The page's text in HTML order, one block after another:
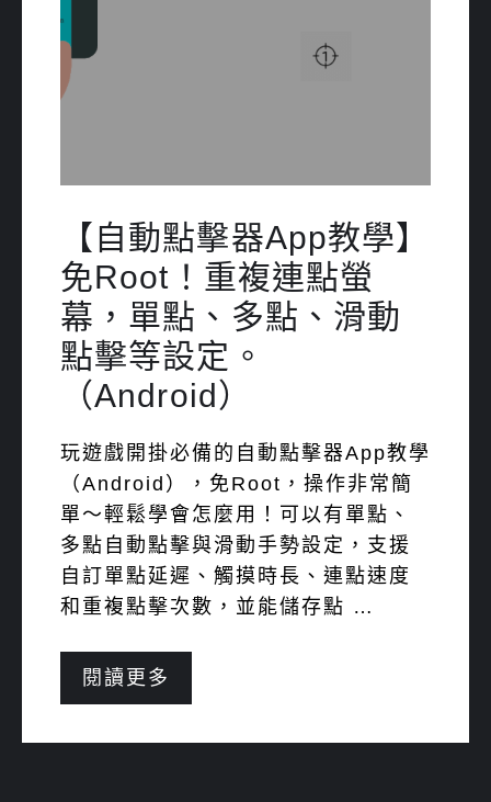
【自動點擊器App教學】
免Root！重複連點螢
幕，單點、多點、滑動
點擊等設定。
（Android）
玩遊戲開掛必備的自動點擊器App教學
（Android），免Root，操作非常簡
單～輕鬆學會怎麼用！可以有單點、
多點自動點擊與滑動手勢設定，支援
自訂單點延遲、觸摸時長、連點速度
和重複點擊次數，並能儲存點 …
閱讀更多